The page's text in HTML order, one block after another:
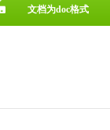
文档为doc格式